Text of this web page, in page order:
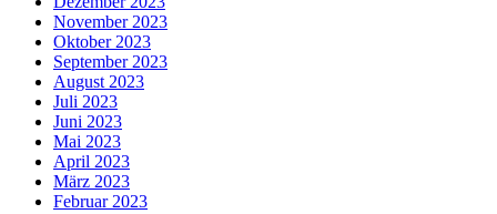
November 2023
Oktober 2023
September 2023
August 2023
Juli 2023
Juni 2023
Mai 2023
April 2023
März 2023
Februar 2023